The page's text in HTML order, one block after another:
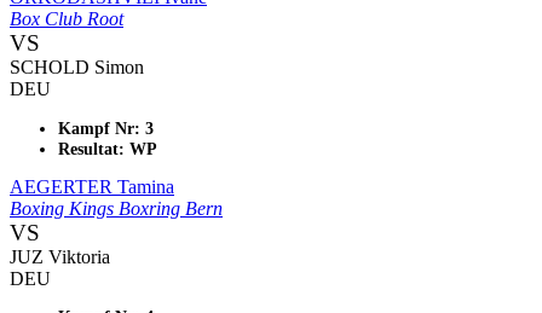
Box Club Root
VS
SCHOLD Simon
DEU
Kampf Nr: 3
Resultat: WP
AEGERTER Tamina
Boxing Kings Boxring Bern
VS
JUZ Viktoria
DEU